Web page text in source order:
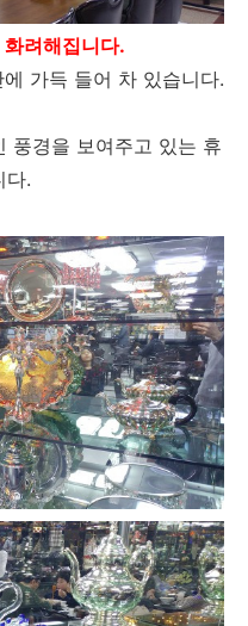
려해집니다.
가득 들어 차 있습니다.
풍경을 보여주고 있는 휴
다.